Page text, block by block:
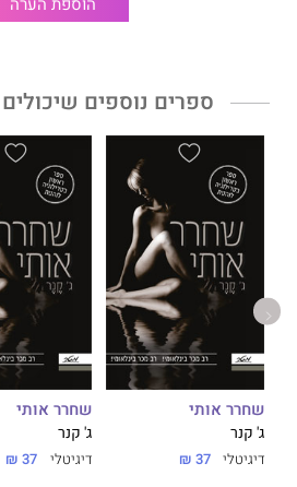
ספרים נוספים שיכולים
שחרר אותי
ג' קנר
דיגיטלי 37 ₪
שחרר אותי
ג' קנר
דיגיטלי 37 ₪